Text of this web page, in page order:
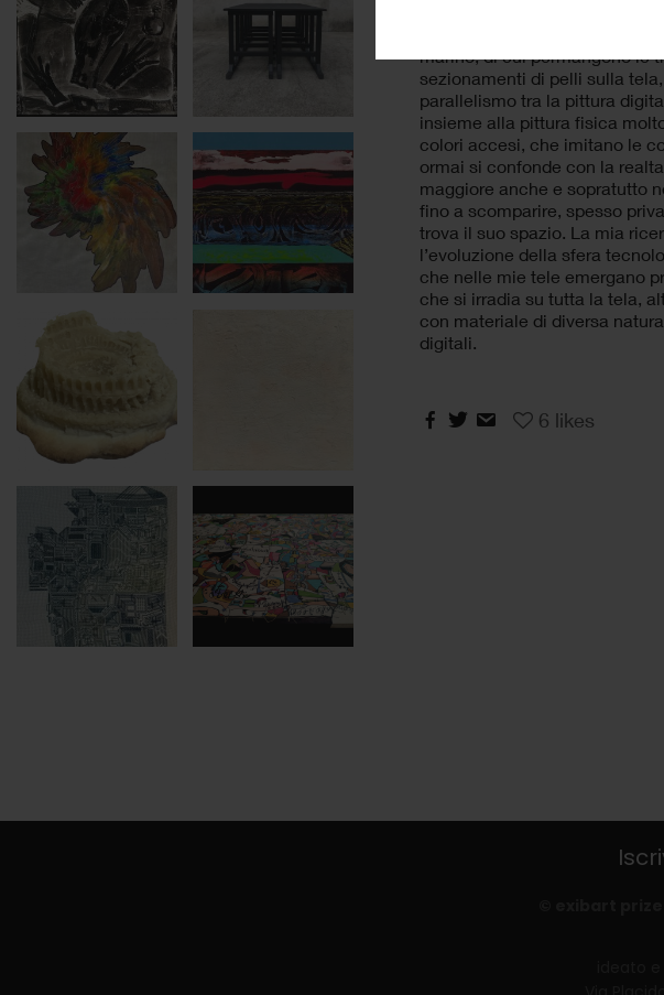
Ladone è un lavoro pittorico,
e lo studio della luce nello
marino, di cui permangono le
sezionamenti di pelli sulla
parallelismo tra la pittura
insieme alla pittura fisica
colori accesi, che imitano le
ormai si confonde con la
maggiore anche e sopratutto
fino a scomparire, spesso
trova il suo spazio. La mia
l’evoluzione della sfera
che nelle mie tele emergano
che si irradia su tutta la tela,
con materiale di diversa
digitali.
6 likes